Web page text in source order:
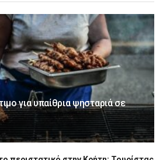
για υπαίθρια ψησταριά σε